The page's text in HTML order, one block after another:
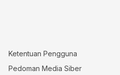
Ketentuan Pengguna
Pedoman Media Siber